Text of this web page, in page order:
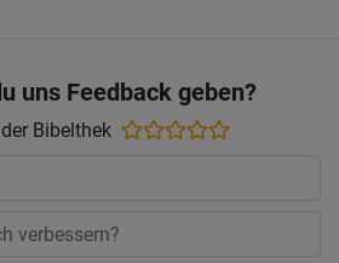
uns Feedback geben?
Bibelthek